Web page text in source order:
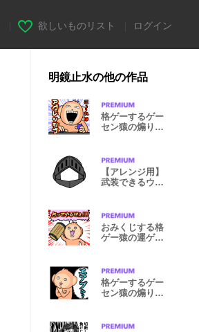
欲しいものリスト ログイン
明鏡止水の他の作品
格ゲーするゲー
セン猿の煽りス
【アレンジ用】
武装できるウェ
おみくじする格
ゲー猿の運ゲー
格ゲーするゲー
セン猿の煽りス